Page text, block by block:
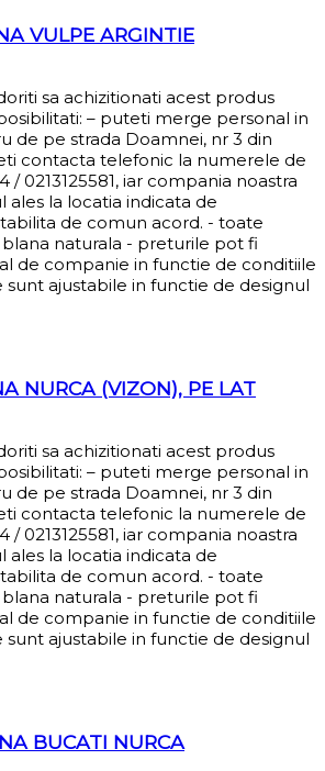
VULPE ARGINTIE
sa achizitionati acest produs
– puteti merge personal in
de pe strada Doamnei, nr 3 din
contacta telefonic la numerele de
0213125581, iar compania noastra
ales la locatia indicata de
de comun acord. - toate
naturala - preturile pot fi
de companie in functie de conditiile
sunt ajustabile in functie de designul
NURCA (VIZON), PE LAT
sa achizitionati acest produs
– puteti merge personal in
de pe strada Doamnei, nr 3 din
contacta telefonic la numerele de
0213125581, iar compania noastra
ales la locatia indicata de
de comun acord. - toate
naturala - preturile pot fi
de companie in functie de conditiile
sunt ajustabile in functie de designul
BUCATI NURCA